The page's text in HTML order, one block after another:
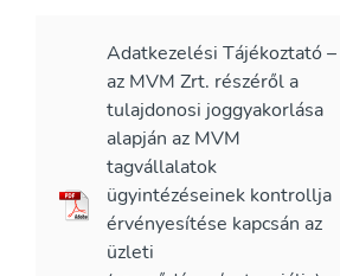
Adatkezelési Tájékoztató –
az MVM Zrt. részéről a
tulajdonosi joggyakorlása
alapján az MVM
tagvállalatok
ügyintézéseinek kontrollja
érvényesítése kapcsán az
üzleti